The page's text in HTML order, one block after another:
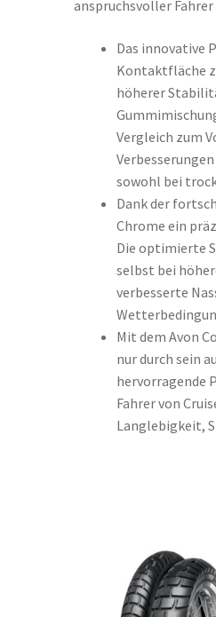
anspruchsvoller
Das innovative
Kontaktfläche
höherer
Vergleich zum
sowohl bei
Dank der
Chrome ein
Die optimierte
selbst bei
verbesserte
Mit dem Avon
nur durch sein
hervorragende
Fahrer von
Langlebigkeit,